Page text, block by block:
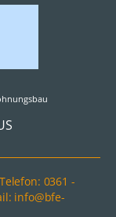
0361 -
info@bfe-